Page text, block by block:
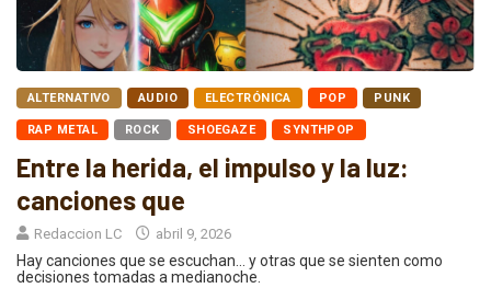
ALTERNATIVO AUDIO ELECTRÓNICA POP PUNK
RAP METAL ROCK SHOEGAZE SYNTHPOP
Entre la herida, el impulso y la luz:
canciones que
Redaccion LC abril 9, 2026
Hay canciones que se escuchan… y otras que se sienten como
decisiones tomadas a medianoche.